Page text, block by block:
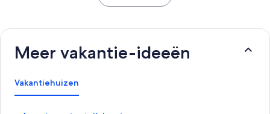
Meer vakantie-ideeën
Vakantiehuizen